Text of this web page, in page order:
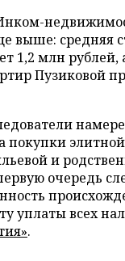
выше: средняя
1,2 млн рублей,
Пузиковой
покупки
и
очередь
уплаты всех
.